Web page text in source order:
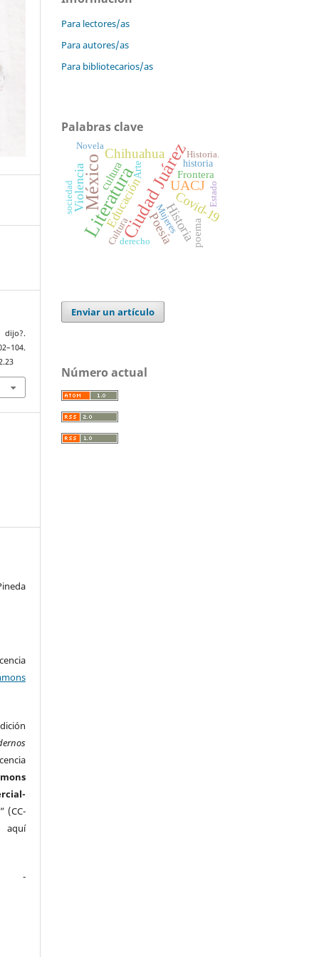
” (CC-
aquí
Para lectores/as
Para autores/as
Para bibliotecarios/as
Palabras clave
LiteraturaCiudad Juárez
México UACJ
Chihuahua
Historia
Covid-19
Poesía
Violencia Educación
cultura
poema
Frontera
historia
Cultura
Arte
Mujeres
sociedad
derecho
Historia.
Estado
Novela
Enviar un artículo
Número actual